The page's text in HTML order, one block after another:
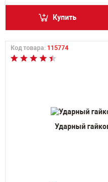
Купить
Код товара: 115774
Ударный